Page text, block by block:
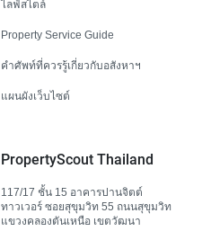
ไลฟ์สไตล์
Property Service Guide
คำศัพท์ที่ควรรู้เกี่ยวกับอสังหาฯ
แผนผังเว็บไซต์
PropertyScout Thailand
117/17 ชั้น 15 อาคารปานจิตต์
ทาวเวอร์ ซอยสุขุมวิท 55 ถนนสุขุมวิท
แขวงคลองตันเหนือ เขตวัฒนา